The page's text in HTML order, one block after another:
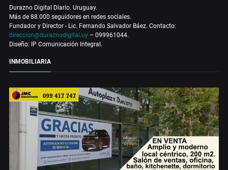
Durazno Digital Diario. Uruguay.
Más de 88.000 seguidores en redes sociales.
Fundador y Director - Lic. Fernando Salvador Báez. Contacto:
direccion@duraznodigital.uy – 099961044.
Diseño: IP Comunicación Integral.
INMOBILIARIA